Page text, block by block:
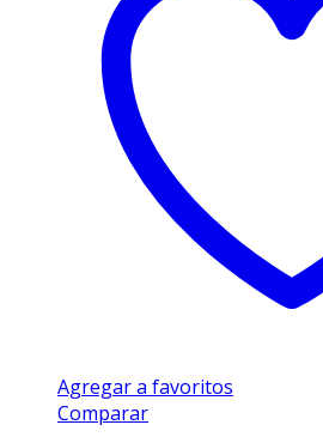
Agregar a favoritos
Comparar